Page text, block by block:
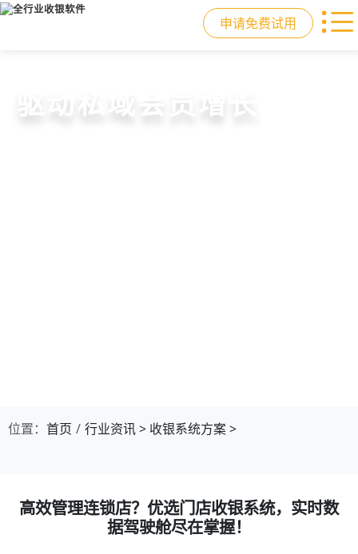
申请免费试用
门店收银，就用店易
重塑门店运营体验
驱动私域会员增长
快速拓展生意边界
位置： 首页 行业资讯 > 收银系统方案 >
高效管理连锁店？优选门店收银系统，实时数
据驾驶舱尽在掌握！